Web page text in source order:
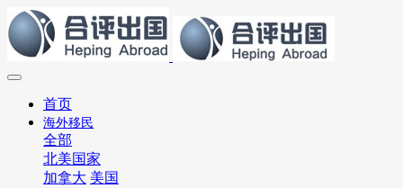
首页
海外移民
全部
北美国家
加拿大 美国